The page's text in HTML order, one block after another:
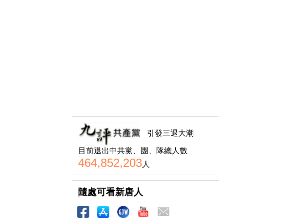
引發三退大潮
目前退出中共黨、團、隊總人數
464,852,203人
隨處可看新唐人